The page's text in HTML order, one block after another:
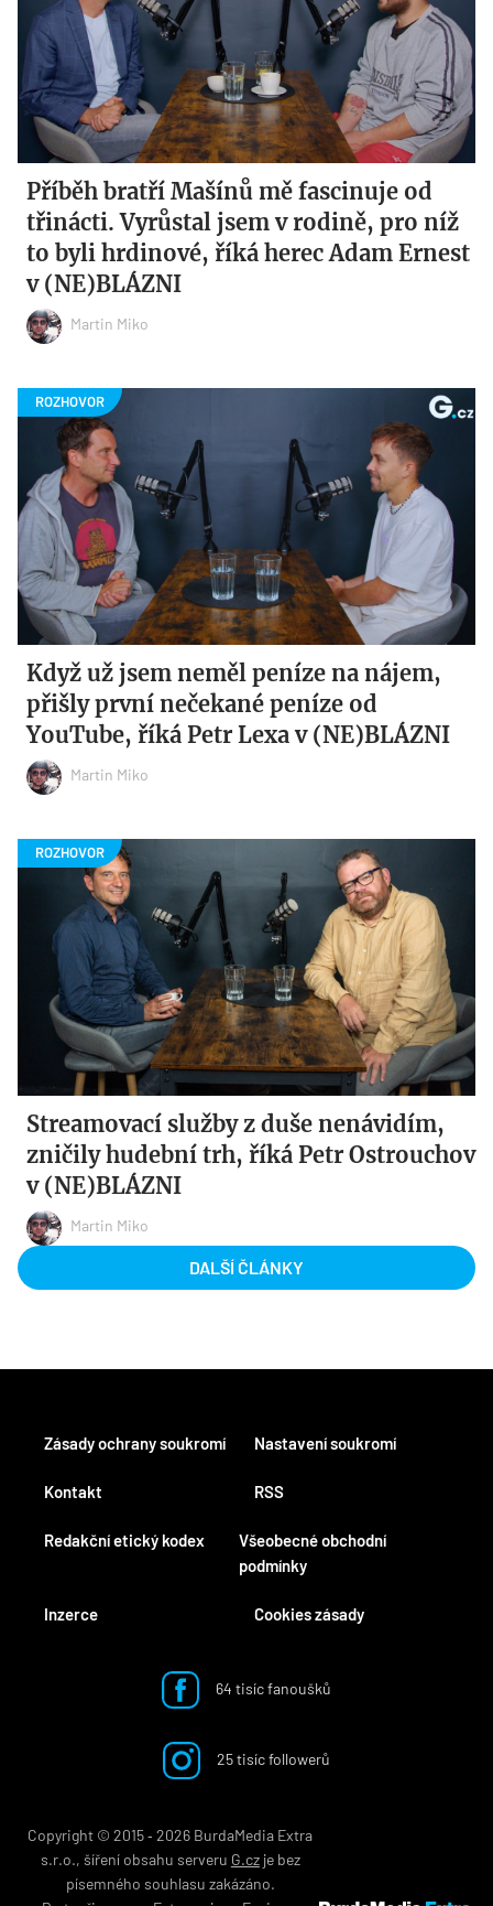
Příběh bratří Mašínů mě fascinuje od
třinácti. Vyrůstal jsem v rodině, pro níž
to byli hrdinové, říká herec Adam Ernest
v (NE)BLÁZNI
Martin Miko
Když už jsem neměl peníze na nájem,
přišly první nečekané peníze od
YouTube, říká Petr Lexa v (NE)BLÁZNI
Martin Miko
Streamovací služby z duše nenávidím,
zničily hudební trh, říká Petr Ostrouchov
v (NE)BLÁZNI
Martin Miko
DALŠÍ ČLÁNKY
Kontakt
Redakční etický kodex
Inzerce
RSS
Všeobecné obchodní
podmínky
Cookies zásady
Zásady ochrany soukromí Nastavení soukromí
64 tisíc fanoušků
25 tisíc followerů
Copyright © 2015 ‐ 2026 BurdaMedia Extra
s.r.o., šíření obsahu serveru G.czje bez
písemného souhlasu zakázáno.